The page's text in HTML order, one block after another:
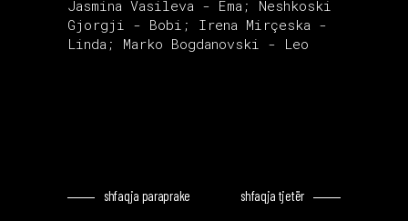
Jasmina Vasileva - Ema; Neshkoski
Gjorgji - Bobi; Irena Mirçeska -
Linda; Marko Bogdanovski - Leo
shfaqja paraprake shfaqja tjetër